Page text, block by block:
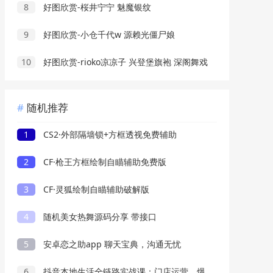
8 好图欣赏-桜井宁宁 魅魔银纹
9 好图欣赏-小仓千代w 源赖光僵尸娘
10 好图欣赏-rioko凉凉子 兴登堡旗袍 深阁舞戏
随机推荐
1 CS2·外部隔墙锁+方框透视免费辅助
2 CF·枪王方框绘制自瞄辅助免费版
3 CF·灵狐绘制自瞄辅助破解版
4 随机美女热舞源码分享 带接口
5 安卓恋之助app 聊天宝典，沟通无忧